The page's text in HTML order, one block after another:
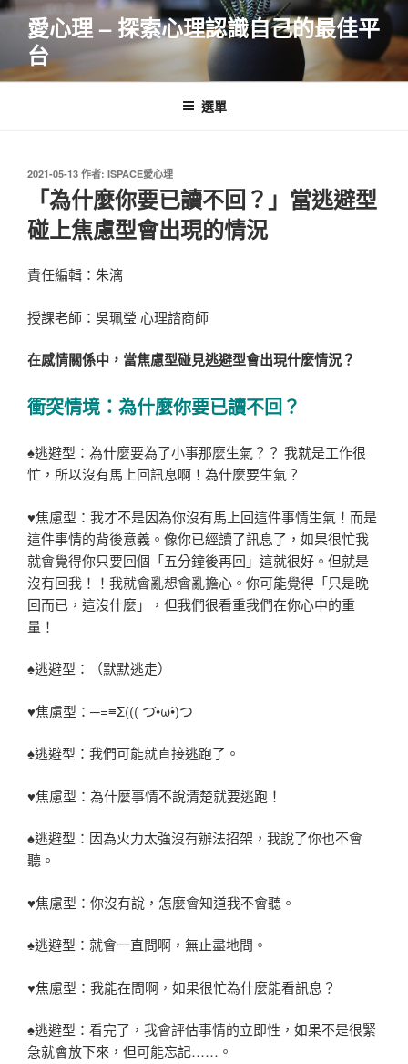
跳
要
愛心理 – 探索心理認識自己的最佳平
台
選單
發
2021-05-13 作者: ISPACE愛心理
「為什麼你要已讀不回？」當逃避型
碰上焦慮型會出現的情況
責任編輯：朱漓
授課老師：吳珮瑩 心理諮商師
在感情關係中，當焦慮型碰見逃避型會出現什麼情況？
衝突情境：為什麼你要已讀不回？
♠逃避型：為什麼要為了小事那麼生氣？？ 我就是工作很
忙，所以沒有馬上回訊息啊！為什麼要生氣？
♥焦慮型：我才不是因為你沒有馬上回這件事情生氣！而是
這件事情的背後意義。像你已經讀了訊息了，如果很忙我
就會覺得你只要回個「五分鐘後再回」這就很好。但就是
沒有回我！！我就會亂想會亂擔心。你可能覺得「只是晚
回而已，這沒什麼」，但我們很看重我們在你心中的重
量！
♠逃避型：（默默逃走）
♥焦慮型：─=≡Σ((( つ•̀ω•́)つ
♠逃避型：我們可能就直接逃跑了。
♥焦慮型：為什麼事情不說清楚就要逃跑！
♠逃避型：因為火力太強沒有辦法招架，我說了你也不會
聽。
♥焦慮型：你沒有說，怎麼會知道我不會聽。
♠逃避型：就會一直問啊，無止盡地問。
♥焦慮型：我能在問啊，如果很忙為什麼能看訊息？
♠逃避型：看完了，我會評估事情的立即性，如果不是很緊
急就會放下來，但可能忘記……。